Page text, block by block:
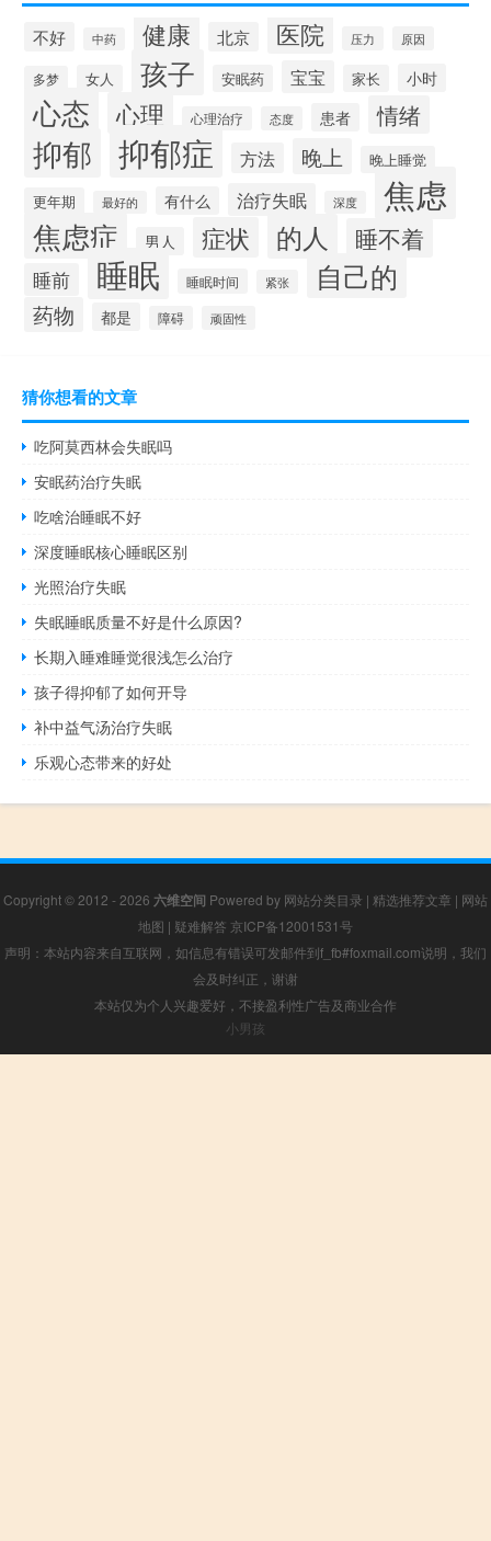
不好 中药 健康 北京 医院 压力 原因
多梦 女人 孩子 安眠药 宝宝 家长 小时
心态 心理 心理治疗 态度 患者 情绪
抑郁 抑郁症 方法 晚上
晚上睡觉
更年期
最好的 有什么 治疗失眠 深度 焦虑
焦虑症 男人 症状 的人 睡不着
睡前 睡眠 睡眠时间 紧张 自己的
药物 都是 障碍 顽固性
猜你想看的文章
吃阿莫西林会失眠吗
安眠药治疗失眠
吃啥治睡眠不好
深度睡眠核心睡眠区别
光照治疗失眠
失眠睡眠质量不好是什么原因?
长期入睡难睡觉很浅怎么治疗
孩子得抑郁了如何开导
补中益气汤治疗失眠
乐观心态带来的好处
Copyright © 2012 - 2026 六维空间 Powered by 网站分类目录 | 精选推荐文章 | 网站
地图 | 疑难解答 京ICP备12001531号
声明：本站内容来自互联网，如信息有错误可发邮件到f_fb#foxmail.com说明，我们
会及时纠正，谢谢
本站仅为个人兴趣爱好，不接盈利性广告及商业合作
小男孩